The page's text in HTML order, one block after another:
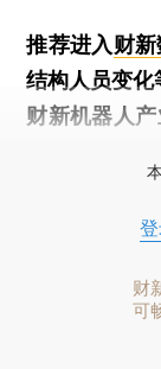
推荐进入财
结构人员变化
财新机器人
财
可